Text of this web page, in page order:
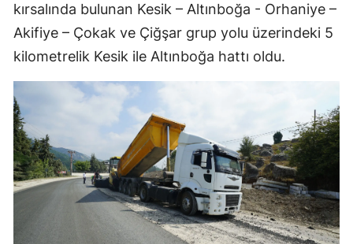
kırsalında bulunan Kesik – Altınboğa - Orhaniye –
Akifiye – Çokak ve Çiğşar grup yolu üzerindeki 5
kilometrelik Kesik ile Altınboğa hattı oldu.